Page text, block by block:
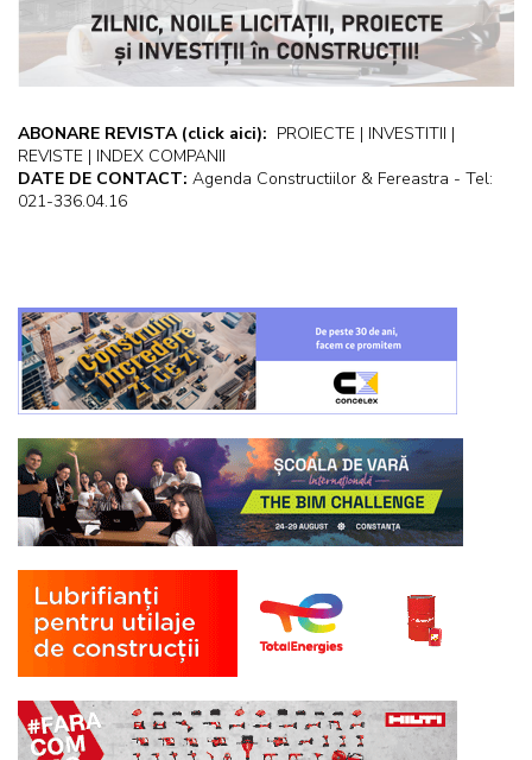
ABONARE REVISTA (click aici): PROIECTE | INVESTITII |
REVISTE | INDEX COMPANII
DATE DE CONTACT: Agenda Constructiilor & Fereastra - Tel:
021-336.04.16